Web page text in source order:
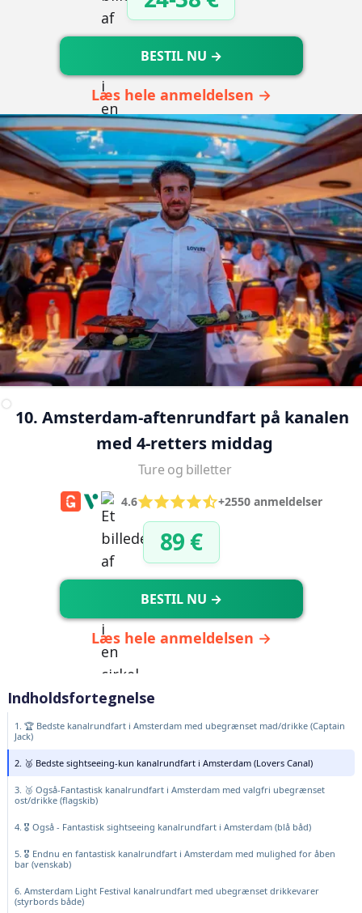
BESTIL NU →
Læs hele anmeldelsen →
10. Amsterdam-aftenrundfart på kanalen
med 4-retters middag
Ture og billetter
4.6 +2550 anmeldelser
89 €
BESTIL NU →
Læs hele anmeldelsen →
Indholdsfortegnelse
1. 🏆 Bedste kanalrundfart i Amsterdam med ubegrænset mad/drikke (Captain
Jack)
2. 🥈 Bedste sightseeing-kun kanalrundfart i Amsterdam (Lovers Canal)
3. 🥉 Også-Fantastisk kanalrundfart i Amsterdam med valgfri ubegrænset
ost/drikke (flagskib)
4. 🎖️ Også - Fantastisk sightseeing kanalrundfart i Amsterdam (blå båd)
5. 🎖️ Endnu en fantastisk kanalrundfart i Amsterdam med mulighed for åben
bar (venskab)
6. Amsterdam Light Festival kanalrundfart med ubegrænset drikkevarer
(styrbords både)